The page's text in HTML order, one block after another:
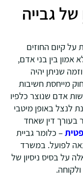
גבייה
קיום החוזים
אמון בין בני אדם,
שניתן יהיה
מייחסת חשיבות
אדם שנוצר כלפיו
לנצל באופן מיטבי
בעורך דין שאחד
– כלומר גביית
לפועל. במשרד
על בסיס ניסיון של